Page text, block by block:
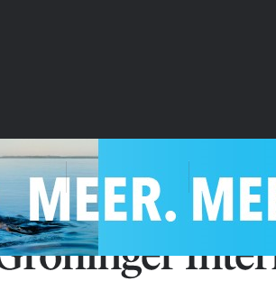
vacatures zo volg je de GIC